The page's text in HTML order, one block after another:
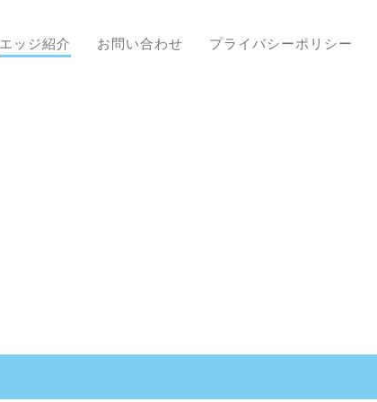
エッジ紹介 お問い合わせ プライバシーポリシー